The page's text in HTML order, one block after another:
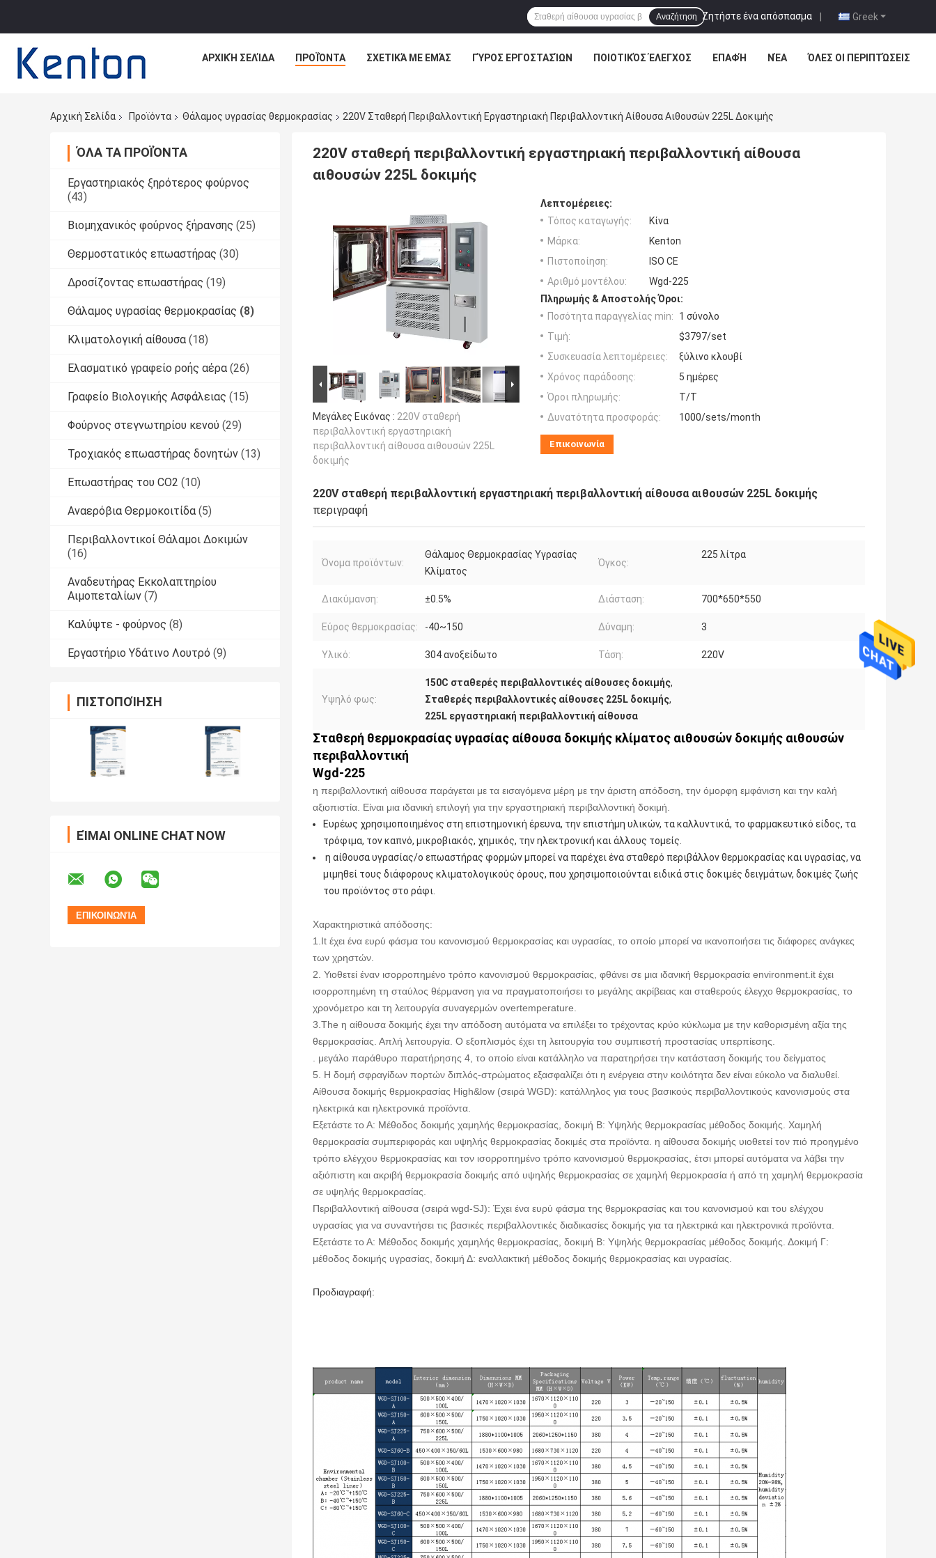
Greek
Ζητήστε ένα απόσπασμα |
Αναζήτηση
ΑΡΧΙΚΉ ΣΕΛΊΔΑ ΠΡΟΪΌΝΤΑ ΣΧΕΤΙΚΆ ΜΕ ΕΜΆΣ ΓΎΡΟΣ ΕΡΓΟΣΤΑΣΊΩΝ ΠΟΙΟΤΙΚΌΣ ΈΛΕΓΧΟΣ ΕΠΑΦΉ ΝΈΑ ΌΛΕΣ ΟΙ ΠΕΡΙΠΤΏΣΕΙΣ
Αρχική Σελίδα Προϊόντα Θάλαμος υγρασίας θερμοκρασίας 220V Σταθερή Περιβαλλοντική Εργαστηριακή Περιβαλλοντική Αίθουσα Αιθουσών 225L Δοκιμής
ΌΛΑ ΤΑ ΠΡΟΪΌΝΤΑ
Εργαστηριακός ξηρότερος φούρνος
(43)
Βιομηχανικός φούρνος ξήρανσης (25)
Θερμοστατικός επωαστήρας (30)
Δροσίζοντας επωαστήρας (19)
Θάλαμος υγρασίας θερμοκρασίας (8)
Κλιματολογική αίθουσα (18)
Ελασματικό γραφείο ροής αέρα (26)
Γραφείο Βιολογικής Ασφάλειας (15)
Φούρνος στεγνωτηρίου κενού (29)
Τροχιακός επωαστήρας δονητών (13)
Επωαστήρας του CO2 (10)
Αναερόβια Θερμοκοιτίδα (5)
Περιβαλλοντικοί Θάλαμοι Δοκιμών
(16)
Αναδευτήρας Εκκολαπτηρίου
Αιμοπεταλίων (7)
Καλύψτε - φούρνος (8)
Εργαστήριο Υδάτινο Λουτρό (9)
ΠΙΣΤΟΠΟΊΗΣΗ
ΕΊΜΑΙ ONLINE CHAT NOW
220V σταθερή περιβαλλοντική εργαστηριακή περιβαλλοντική αίθουσα
αιθουσών 225L δοκιμής
Μεγάλες Εικόνας : 220V σταθερή
περιβαλλοντική εργαστηριακή
περιβαλλοντική αίθουσα αιθουσών 225L
δοκιμής
Λεπτομέρειες:
Τόπος καταγωγής:
Κίνα
Μάρκα:
Kenton
Πιστοποίηση:
ISO CE
Αριθμό μοντέλου:
Wgd-225
Πληρωμής & Αποστολής Όροι:
Ποσότητα παραγγελίας min:
1 σύνολο
Τιμή:
$3797/set
Συσκευασία λεπτομέρειες:
ξύλινο κλουβί
Χρόνος παράδοσης:
5 ημέρες
Όροι πληρωμής:
T/T
Δυνατότητα προσφοράς:
1000/sets/month
Επικοινωνία
220V σταθερή περιβαλλοντική εργαστηριακή περιβαλλοντική αίθουσα αιθουσών 225L δοκιμής
περιγραφή
Όνομα προϊόντων:
Θάλαμος Θερμοκρασίας Υγρασίας
Κλίματος
Όγκος:
225 λίτρα
Διακύμανση: ±0.5% Διάσταση: 700*650*550
Εύρος θερμοκρασίας: -40~150 Δύναμη: 3
Υλικό: 304 ανοξείδωτο Τάση: 220V
Υψηλό φως:
150C σταθερές περιβαλλοντικές αίθουσες δοκιμής,
Σταθερές περιβαλλοντικές αίθουσες 225L δοκιμής,
225L εργαστηριακή περιβαλλοντική αίθουσα
Σταθερή θερμοκρασίας υγρασίας αίθουσα δοκιμής κλίματος αιθουσών δοκιμής αιθουσών
περιβαλλοντική
Wgd-225
η περιβαλλοντική αίθουσα παράγεται με τα εισαγόμενα μέρη με την άριστη απόδοση, την όμορφη εμφάνιση και την καλή
αξιοπιστία. Είναι μια ιδανική επιλογή για την εργαστηριακή περιβαλλοντική δοκιμή.
Ευρέως χρησιμοποιημένος στη επιστημονική έρευνα, την επιστήμη υλικών, τα καλλυντικά, το φαρμακευτικό είδος, τα
τρόφιμα, τον καπνό, μικροβιακός, χημικός, την ηλεκτρονική και άλλους τομείς.
η αίθουσα υγρασίας/ο επωαστήρας φορμών μπορεί να παρέχει ένα σταθερό περιβάλλον θερμοκρασίας και υγρασίας, να
μιμηθεί τους διάφορους κλιματολογικούς όρους, που χρησιμοποιούνται ειδικά στις δοκιμές δειγμάτων, δοκιμές ζωής
του προϊόντος στο ράφι.
Χαρακτηριστικά απόδοσης:
1.It έχει ένα ευρύ φάσμα του κανονισμού θερμοκρασίας και υγρασίας, το οποίο μπορεί να ικανοποιήσει τις διάφορες ανάγκες
των χρηστών.
2. Υιοθετεί έναν ισορροπημένο τρόπο κανονισμού θερμοκρασίας, φθάνει σε μια ιδανική θερμοκρασία environment.it έχει
ισορροπημένη τη σταύλος θέρμανση για να πραγματοποιήσει το μεγάλης ακρίβειας και σταθερούς έλεγχο θερμοκρασίας, το
χρονόμετρο και τη λειτουργία συναγερμών overtemperature.
3.The η αίθουσα δοκιμής έχει την απόδοση αυτόματα να επιλέξει το τρέχοντας κρύο κύκλωμα με την καθορισμένη αξία της
θερμοκρασίας. Απλή λειτουργία. Ο εξοπλισμός έχει τη λειτουργία του συμπιεστή προστασίας υπερπίεσης.
. μεγάλο παράθυρο παρατήρησης 4, το οποίο είναι κατάλληλο να παρατηρήσει την κατάσταση δοκιμής του δείγματος
5. Η δομή σφραγίδων πορτών διπλός-στρώματος εξασφαλίζει ότι η ενέργεια στην κοιλότητα δεν είναι εύκολο να διαλυθεί.
Αίθουσα δοκιμής θερμοκρασίας High&low (σειρά WGD): κατάλληλος για τους βασικούς περιβαλλοντικούς κανονισμούς στα
ηλεκτρικά και ηλεκτρονικά προϊόντα.
Εξετάστε το Α: Μέθοδος δοκιμής χαμηλής θερμοκρασίας, δοκιμή Β: Υψηλής θερμοκρασίας μέθοδος δοκιμής. Χαμηλή
θερμοκρασία συμπεριφοράς και υψηλής θερμοκρασίας δοκιμές στα προϊόντα. η αίθουσα δοκιμής υιοθετεί τον πιό προηγμένο
τρόπο ελέγχου θερμοκρασίας και τον ισορροπημένο τρόπο κανονισμού θερμοκρασίας, έτσι μπορεί αυτόματα να λάβει την
αξιόπιστη και ακριβή θερμοκρασία δοκιμής από υψηλής θερμοκρασίας σε χαμηλή θερμοκρασία ή από τη χαμηλή θερμοκρασία
σε υψηλής θερμοκρασίας.
Περιβαλλοντική αίθουσα (σειρά wgd-SJ): Έχει ένα ευρύ φάσμα της θερμοκρασίας και του κανονισμού και του ελέγχου
υγρασίας για να συναντήσει τις βασικές περιβαλλοντικές διαδικασίες δοκιμής για τα ηλεκτρικά και ηλεκτρονικά προϊόντα.
Εξετάστε το Α: Μέθοδος δοκιμής χαμηλής θερμοκρασίας, δοκιμή Β: Υψηλής θερμοκρασίας μέθοδος δοκιμής. Δοκιμή Γ:
μέθοδος δοκιμής υγρασίας, δοκιμή Δ: εναλλακτική μέθοδος δοκιμής θερμοκρασίας και υγρασίας.
Προδιαγραφή: